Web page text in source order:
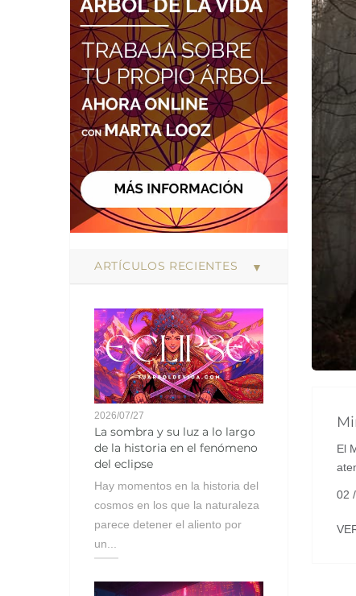
El
02
ARTÍCULOS RECIENTES
2026/07/27
La sombra y su luz a lo largo
de la historia en el fenómeno
del eclipse
Hay momentos en la historia del
cosmos en los que la naturaleza
parece detener el aliento por
un...